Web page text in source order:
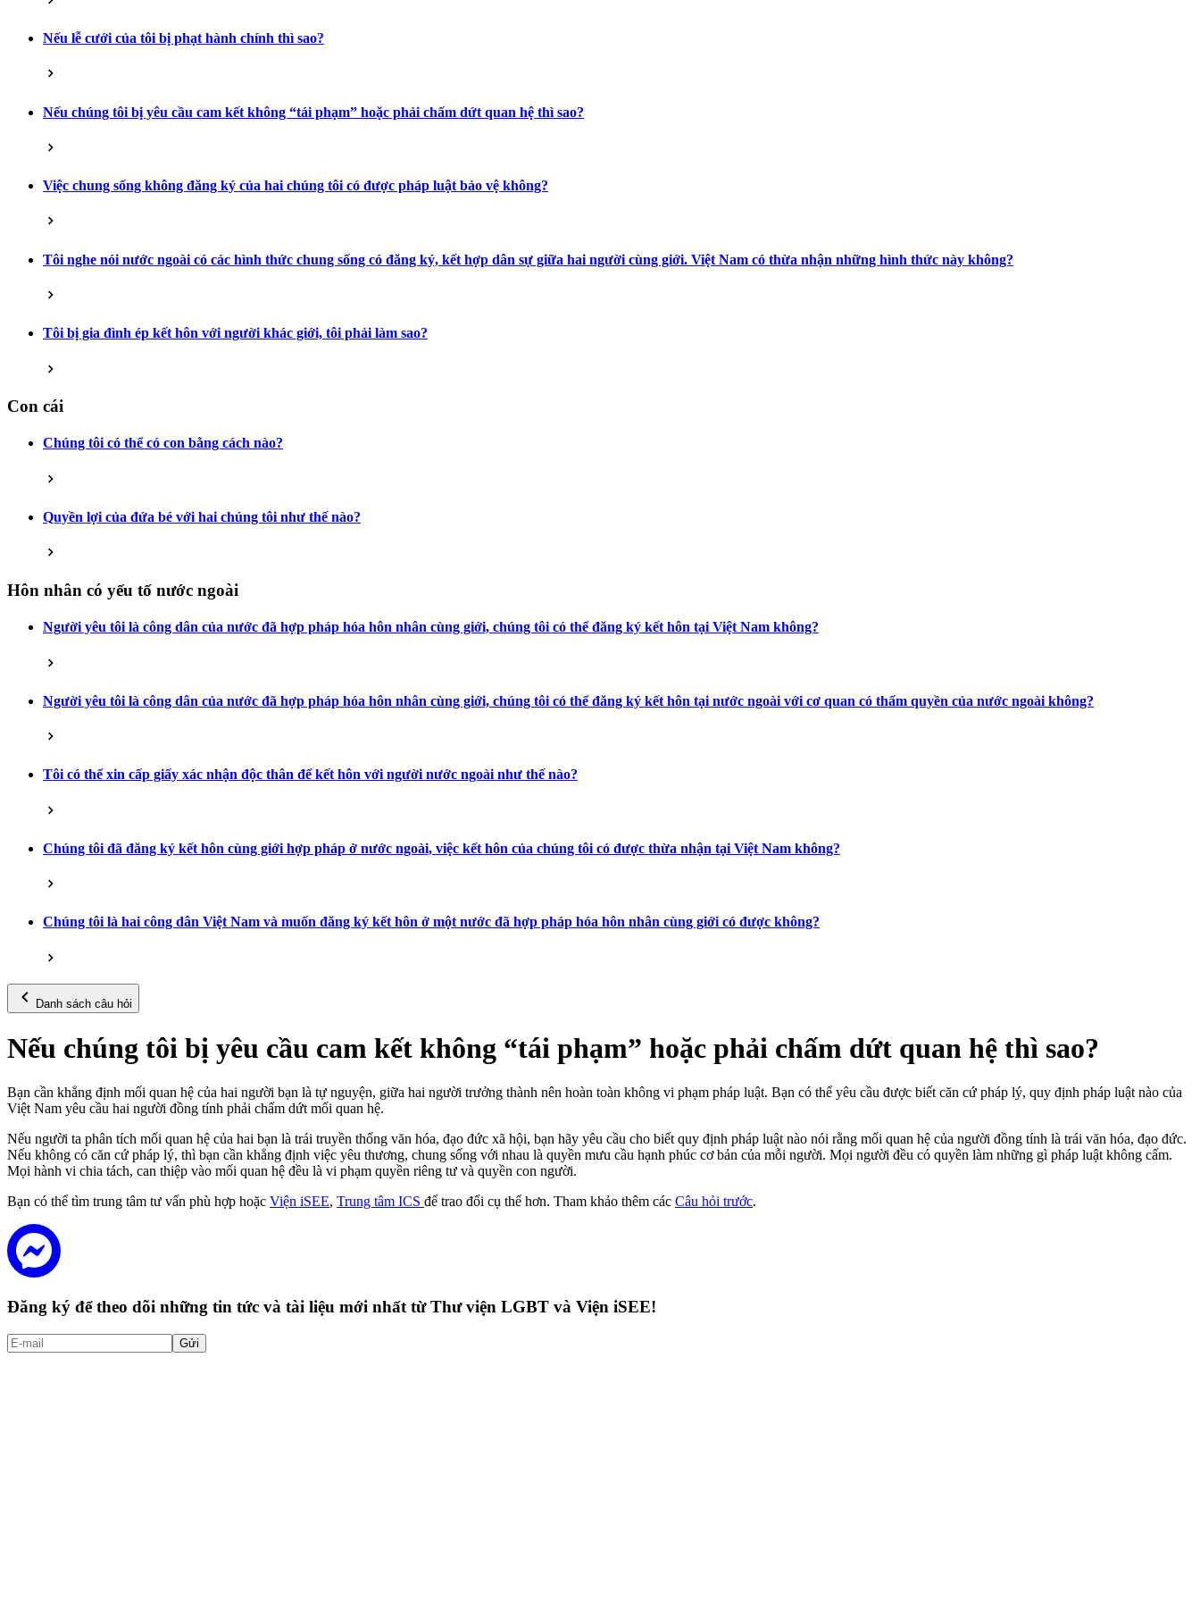
Nếu lễ cưới của tôi bị phạt hành chính thì sao?
Nếu chúng tôi bị yêu cầu cam kết không “tái phạm” hoặc phải chấm dứt quan hệ thì sao?
Việc chung sống không đăng ký của hai chúng tôi có được pháp luật bảo vệ không?
Tôi nghe nói nước ngoài có các hình thức chung sống có đăng ký, kết hợp dân sự giữa hai người cùng giới. Việt Nam có thừa nhận những hình thức này không?
Tôi bị gia đình ép kết hôn với người khác giới, tôi phải làm sao?
Con cái
Chúng tôi có thể có con bằng cách nào?
Quyền lợi của đứa bé với hai chúng tôi như thế nào?
Hôn nhân có yếu tố nước ngoài
Người yêu tôi là công dân của nước đã hợp pháp hóa hôn nhân cùng giới, chúng tôi có thể đăng ký kết hôn tại Việt Nam không?
Người yêu tôi là công dân của nước đã hợp pháp hóa hôn nhân cùng giới, chúng tôi có thể đăng ký kết hôn tại nước ngoài với cơ quan có thẩm quyền của nước ngoài không?
Tôi có thể xin cấp giấy xác nhận độc thân để kết hôn với người nước ngoài như thế nào?
Chúng tôi đã đăng ký kết hôn cùng giới hợp pháp ở nước ngoài, việc kết hôn của chúng tôi có được thừa nhận tại Việt Nam không?
Chúng tôi là hai công dân Việt Nam và muốn đăng ký kết hôn ở một nước đã hợp pháp hóa hôn nhân cùng giới có được không?
Danh sách câu hỏi
Nếu chúng tôi bị yêu cầu cam kết không “tái phạm” hoặc phải chấm dứt quan hệ thì sao?
Bạn cần khẳng định mối quan hệ của hai người bạn là tự nguyện, giữa hai người trưởng thành nên hoàn toàn không vi phạm pháp luật. Bạn có thể yêu cầu được biết căn cứ pháp lý, quy định pháp luật nào của
Việt Nam yêu cầu hai người đồng tính phải chấm dứt mối quan hệ.
Nếu người ta phân tích mối quan hệ của hai bạn là trái truyền thống văn hóa, đạo đức xã hội, bạn hãy yêu cầu cho biết quy định pháp luật nào nói rằng mối quan hệ của người đồng tính là trái văn hóa, đạo đức.
Nếu không có căn cứ pháp lý, thì bạn cần khẳng định việc yêu thương, chung sống với nhau là quyền mưu cầu hạnh phúc cơ bản của mỗi người. Mọi người đều có quyền làm những gì pháp luật không cấm.
Mọi hành vi chia tách, can thiệp vào mối quan hệ đều là vi phạm quyền riêng tư và quyền con người.
Bạn có thể tìm trung tâm tư vấn phù hợp hoặc Viện iSEE, Trung tâm ICS để trao đổi cụ thể hơn. Tham khảo thêm các Câu hỏi trước.
Đăng ký để theo dõi những tin tức và tài liệu mới nhất từ Thư viện LGBT và Viện iSEE!
Gửi